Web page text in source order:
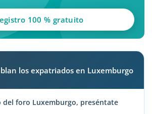
100 % gratuito
los expatriados en Luxemburgo
del foro Luxemburgo, preséntate